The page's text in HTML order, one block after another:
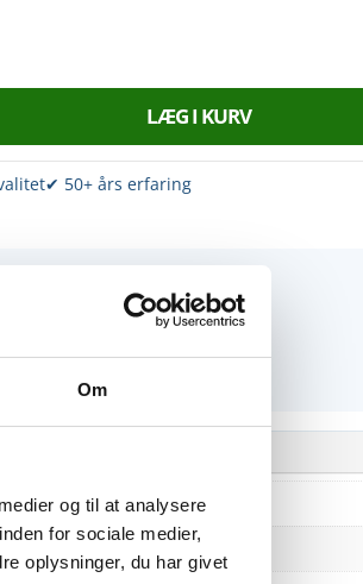
Om
og til at analysere
for sociale medier,
oplysninger, du har givet
LÆG I KURV
✔ 50+ års erfaring
bestille eller ved spørgsmål...